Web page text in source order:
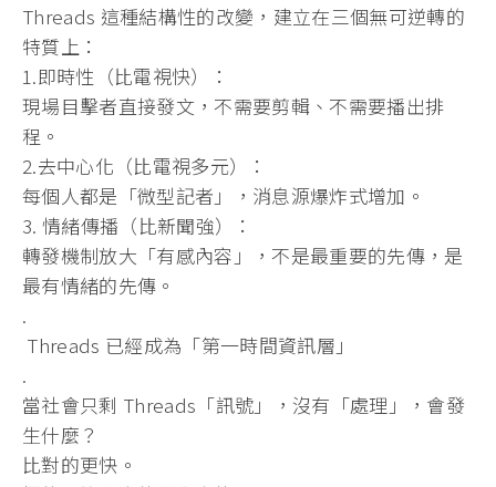
Threads 這種結構性的改變，建立在三個無可逆轉的
特質上：
1.即時性（比電視快）：
現場目擊者直接發文，不需要剪輯、不需要播出排
程。
2.去中心化（比電視多元）：
每個人都是「微型記者」，消息源爆炸式增加。
3. 情緒傳播（比新聞強）：
轉發機制放大「有感內容」，不是最重要的先傳，是
最有情緒的先傳。
.
Threads 已經成為「第一時間資訊層」
.
當社會只剩 Threads「訊號」，沒有「處理」，會發
生什麼？
比對的更快。